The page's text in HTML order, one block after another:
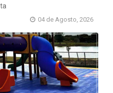
04 de Agosto, 2026